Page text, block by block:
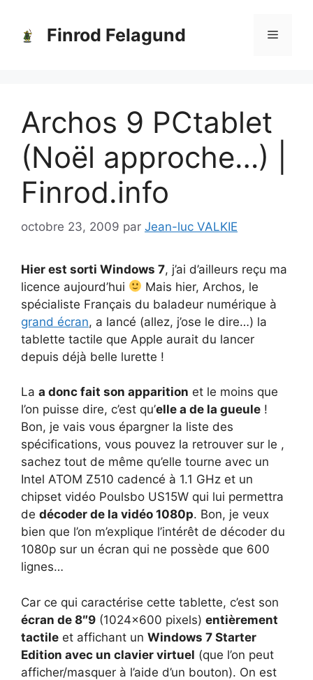
contenu
Finrod Felagund Menu
Archos 9 PCtablet
(Noël approche…) |
Finrod.info
octobre 23, 2009 par Jean-luc VALKIE
Hier est sorti Windows 7, j’ai d’ailleurs reçu ma
licence aujourd’hui
Mais hier, Archos, le
spécialiste Français du baladeur numérique à
grand écran, a lancé (allez, j’ose le dire…) la
tablette tactile que Apple aurait du lancer
depuis déjà belle lurette !
La a donc fait son apparition et le moins que
l’on puisse dire, c’est qu’elle a de la gueule !
Bon, je vais vous épargner la liste des
spécifications, vous pouvez la retrouver sur le ,
sachez tout de même qu’elle tourne avec un
Intel ATOM Z510 cadencé à 1.1 GHz et un
chipset vidéo Poulsbo US15W qui lui permettra
de décoder de la vidéo 1080p. Bon, je veux
bien que l’on m’explique l’intérêt de décoder du
1080p sur un écran qui ne possède que 600
lignes…
Car ce qui caractérise cette tablette, c’est son
écran de 8″9 (1024×600 pixels) entièrement
tactile et affichant un Windows 7 Starter
Edition avec un clavier virtuel (que l’on peut
afficher/masquer à l’aide d’un bouton). On est